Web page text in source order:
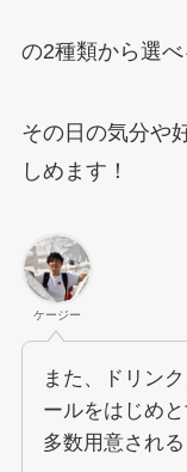
の2種類から選べ
その日の気分や
しめます！
ケージー
また、ドリン
ールをはじめ
多数用意される